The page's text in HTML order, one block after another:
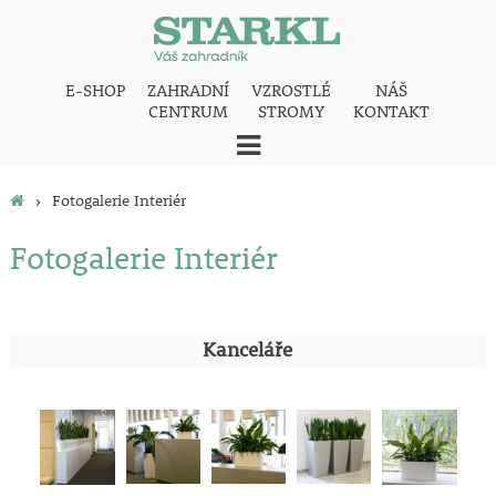
E-SHOP
ZAHRADNÍ
CENTRUM
VZROSTLÉ
STROMY
NÁŠ
KONTAKT
› Fotogalerie Interiér
Fotogalerie Interiér
Kanceláře